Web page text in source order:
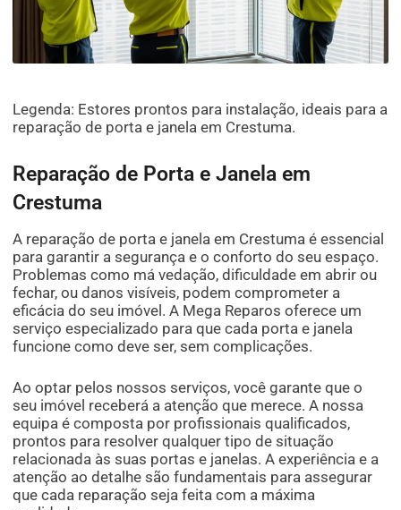
Legenda: Estores prontos para instalação, ideais para a
reparação de porta e janela em Crestuma.
Reparação de Porta e Janela em
Crestuma
A reparação de porta e janela em Crestuma é essencial
para garantir a segurança e o conforto do seu espaço.
Problemas como má vedação, dificuldade em abrir ou
fechar, ou danos visíveis, podem comprometer a
eficácia do seu imóvel. A Mega Reparos oferece um
serviço especializado para que cada porta e janela
funcione como deve ser, sem complicações.
Ao optar pelos nossos serviços, você garante que o
seu imóvel receberá a atenção que merece. A nossa
equipa é composta por profissionais qualificados,
prontos para resolver qualquer tipo de situação
relacionada às suas portas e janelas. A experiência e a
atenção ao detalhe são fundamentais para assegurar
que cada reparação seja feita com a máxima